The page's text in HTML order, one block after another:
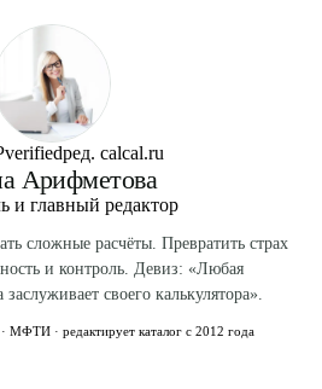
договора.
претензия (а не пустой
Уведомление фиксирует дату
считаются 10 дней на ответ.
verifiedред. calcal.ru
Арифметова
и главный редактор
сложные расчёты. Превратить страх
и контроль. Девиз: «Любая
своего калькулятора».
МФТИ · редактирует каталог с 2012 года